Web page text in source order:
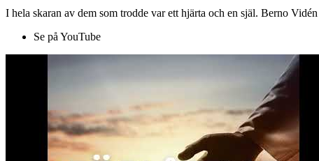
I hela skaran av dem som trodde var ett hjärta och en själ. Berno
Se på YouTube